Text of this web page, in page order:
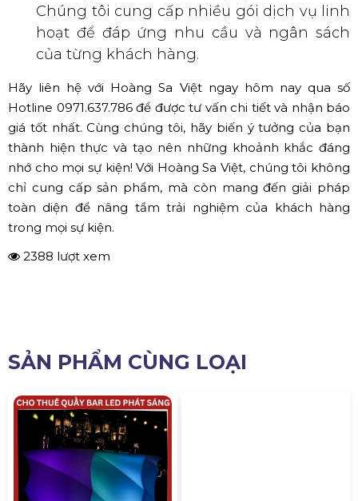
Chúng tôi cung cấp nhiều gói dịch vụ linh
hoạt để đáp ứng nhu cầu và ngân sách
của từng khách hàng.
Hãy liên hệ với Hoàng Sa Việt ngay hôm nay qua số
Hotline 0971.637.786 để được tư vấn chi tiết và nhận báo
giá tốt nhất. Cùng chúng tôi, hãy biến ý tưởng của bạn
thành hiện thực và tạo nên những khoảnh khắc đáng
nhớ cho mọi sự kiện! Với Hoàng Sa Việt, chúng tôi không
chỉ cung cấp sản phẩm, mà còn mang đến giải pháp
toàn diện để nâng tầm trải nghiệm của khách hàng
trong mọi sự kiện.
2388 lượt xem
SẢN PHẨM CÙNG LOẠI